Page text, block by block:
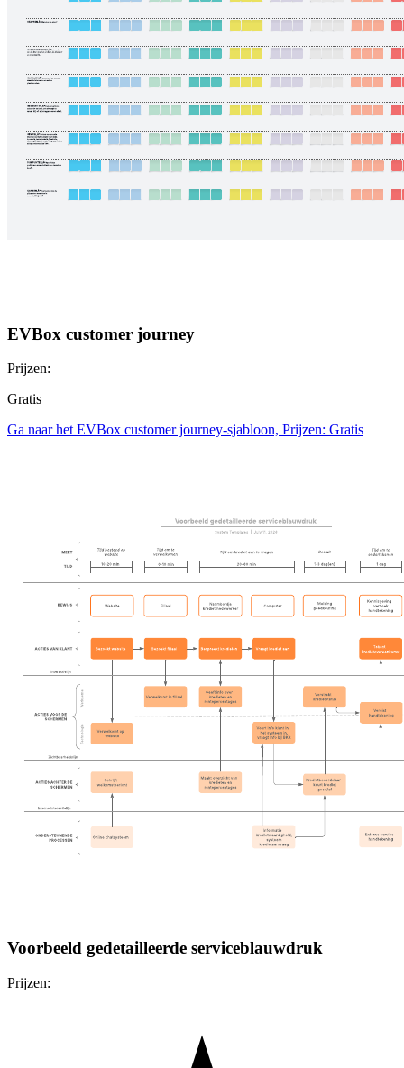
EVBox customer journey
Prijzen:
Gratis
Ga naar het EVBox customer journey-sjabloon, Prijzen: Gratis
Voorbeeld gedetailleerde serviceblauwdruk
Prijzen: